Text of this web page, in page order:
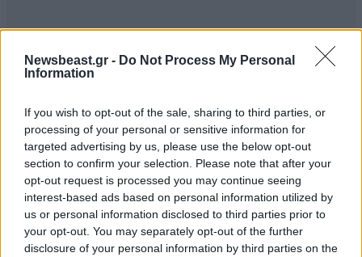
Newsbeast.gr - Do Not Process My Personal
Information
If you wish to opt-out of the sale, sharing to third parties, or
processing of your personal or sensitive information for
targeted advertising by us, please use the below opt-out
section to confirm your selection. Please note that after your
opt-out request is processed you may continue seeing
interest-based ads based on personal information utilized by
us or personal information disclosed to third parties prior to
your opt-out. You may separately opt-out of the further
disclosure of your personal information by third parties on the